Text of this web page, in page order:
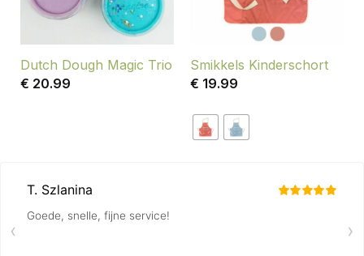
Dutch Dough Magic Trio
€ 20.99
Smikkels Kinderschort
€ 19.99